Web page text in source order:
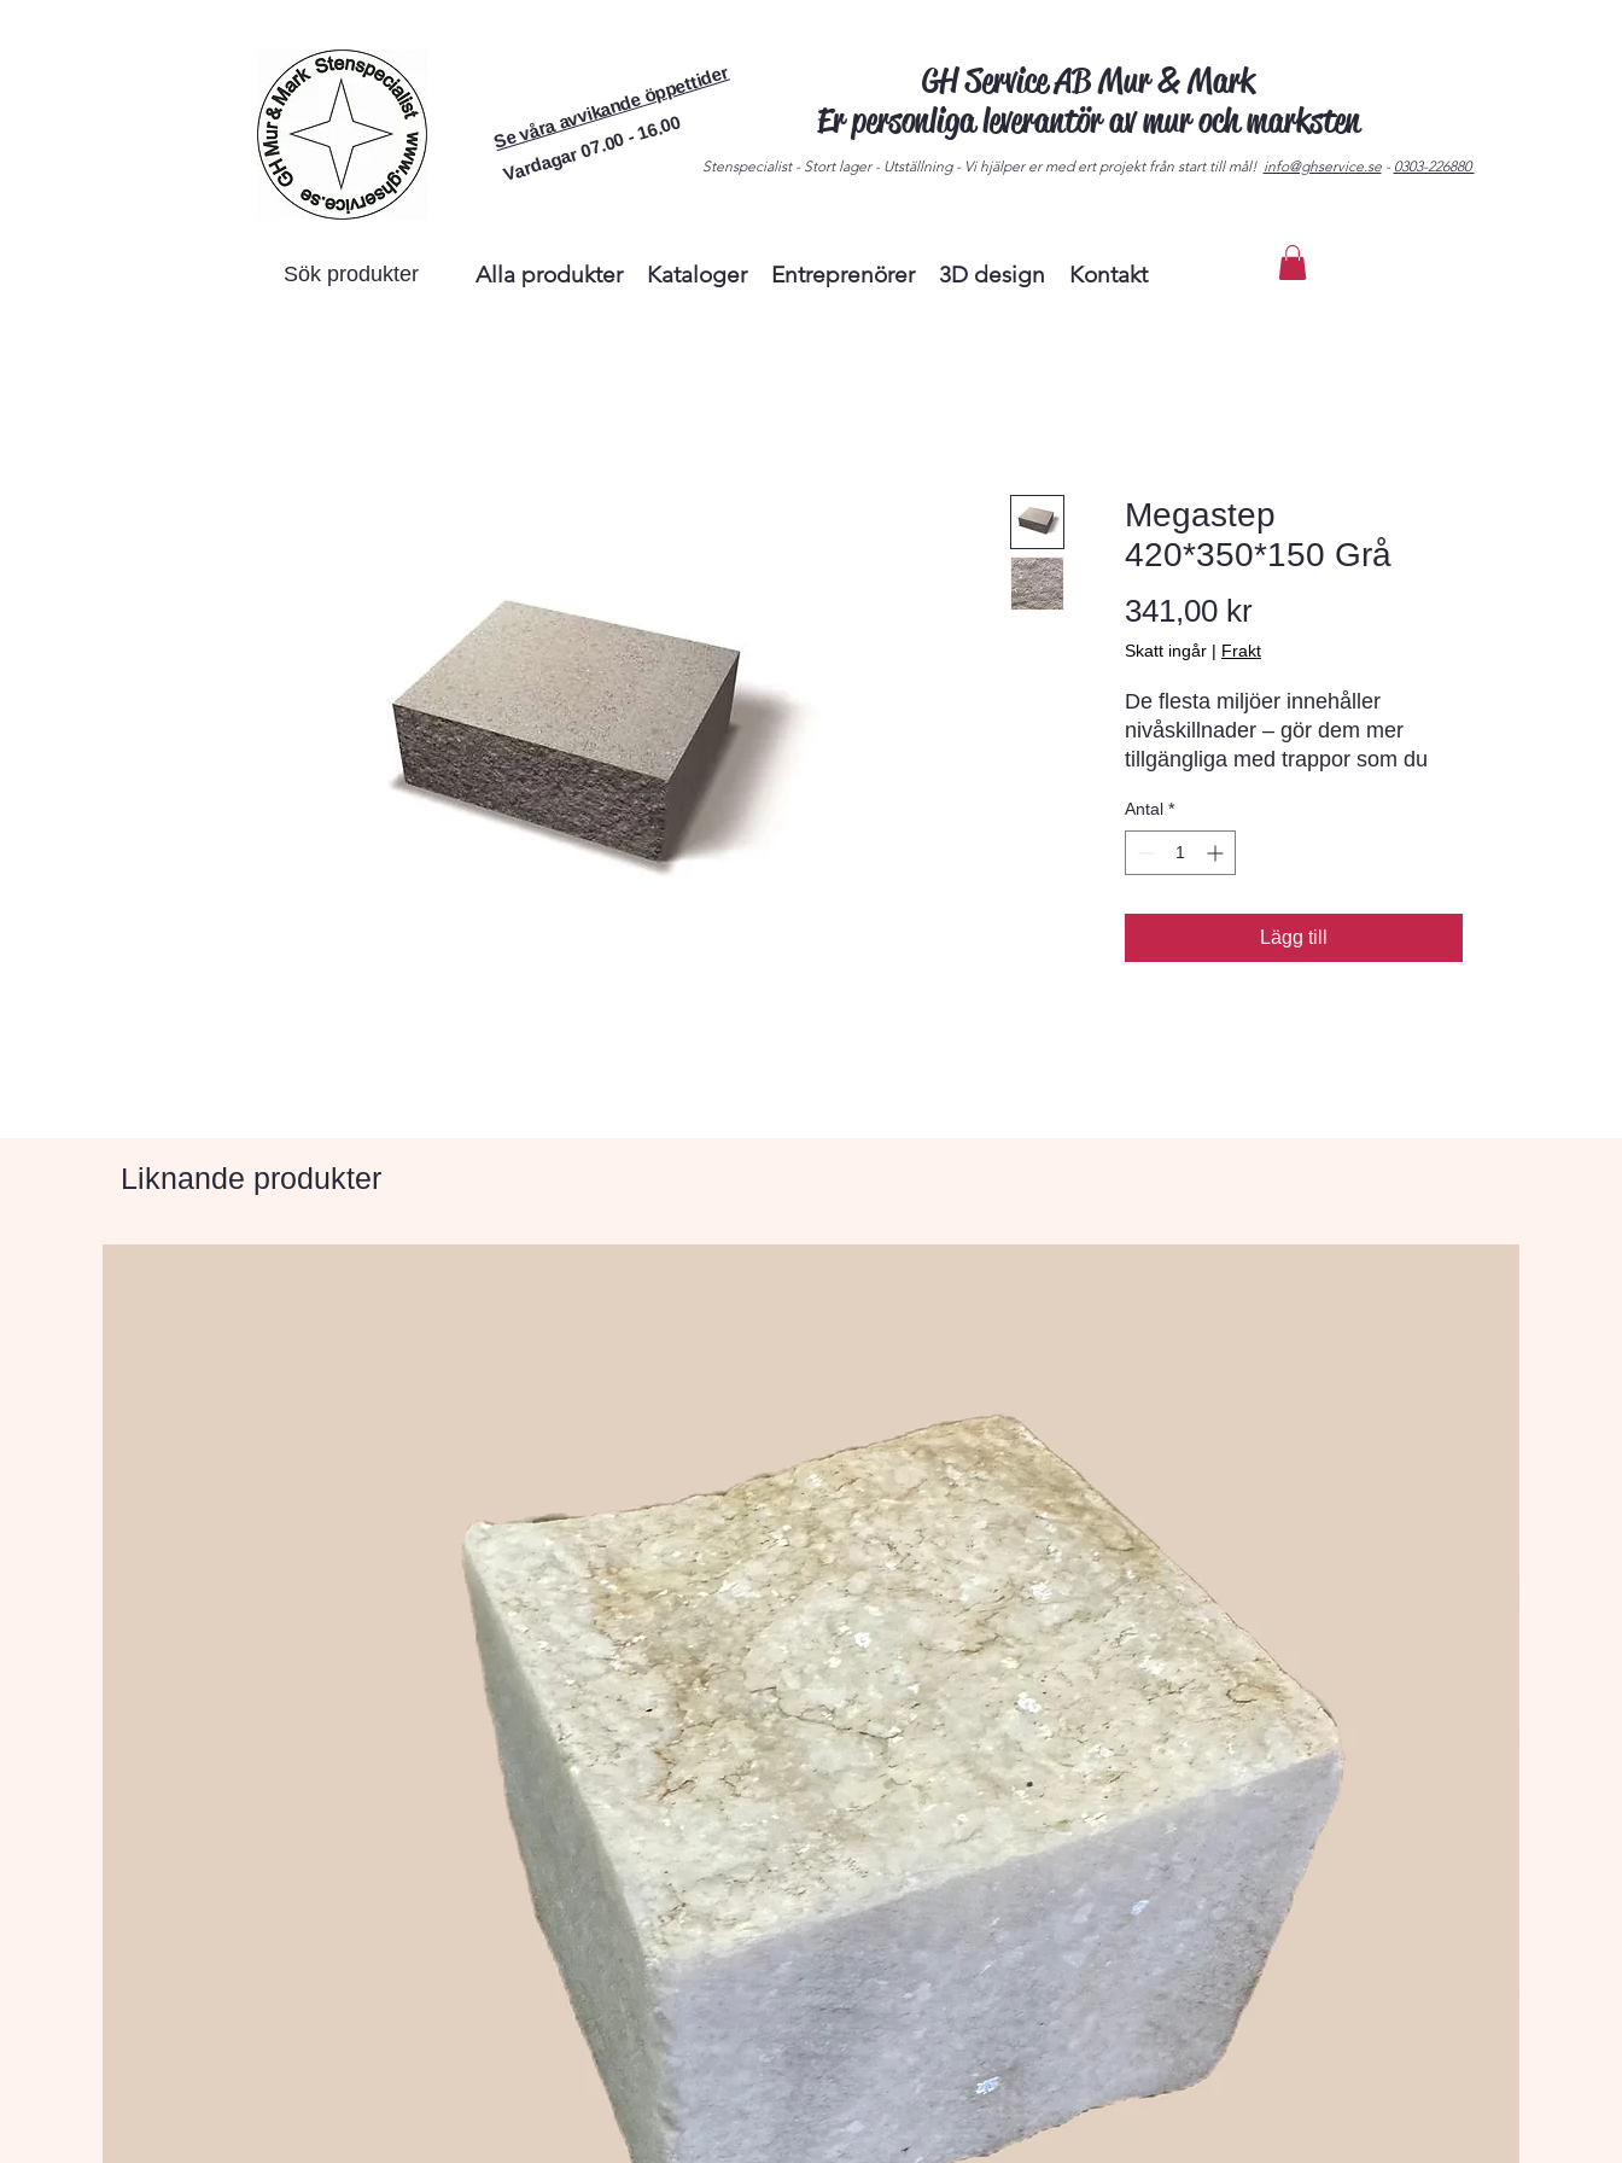
Se våra avvikande öppettider
Vardagar 07.00 - 16.00
GH Service AB Mur & Mark
Er personliga leverantör av mur och marksten
Stenspecialist - Stort lager - Utställning - Vi hjälper er med ert projekt från start till mål! info@ghservice.se- 0303-226880
Alla produkter Kataloger Entreprenörer 3D design Kontakt
Sök produkter
Megastep
420*350*150 Grå
341,00 krPris
Skatt ingår | Frakt
De flesta miljöer innehåller
nivåskillnader – gör dem mer
tillgängliga med trappor som du
utformade trappor blir ett attraktivt
inslag i trädgårdsmiljön och byggs
med fördel tillsammans med
klippt och plansteget slätt.
Antal *
Lägg till
Liknande produkter